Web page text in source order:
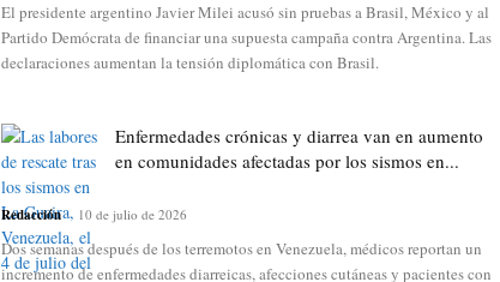
El presidente argentino Javier Milei acusó sin pruebas a Brasil, México y al
Partido Demócrata de financiar una supuesta campaña contra Argentina. Las
declaraciones aumentan la tensión diplomática con Brasil.
Enfermedades crónicas y diarrea van en aumento
en comunidades afectadas por los sismos en...
Redacción - 10 de julio de 2026
Dos semanas después de los terremotos en Venezuela, médicos reportan un
incremento de enfermedades diarreicas, afecciones cutáneas y pacientes con